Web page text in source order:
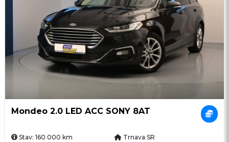
Mondeo 2.0 LED ACC SONY 8AT
Stav: 160 000 km
Trnava SR